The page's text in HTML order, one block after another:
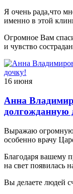
Я очень рада,что
именно в этой
Огромное Вам
и чувство
16 июня
Анна
долгожданную
Выражаю
особенно врачу
Благодаря вашему
на свет появилась
Вы делаете людей